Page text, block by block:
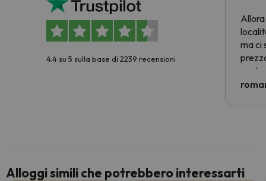
4.4 su 5 sulla base di 2239 recensioni
Allora
ma ci
Alloggi simili che potrebbero interessarti